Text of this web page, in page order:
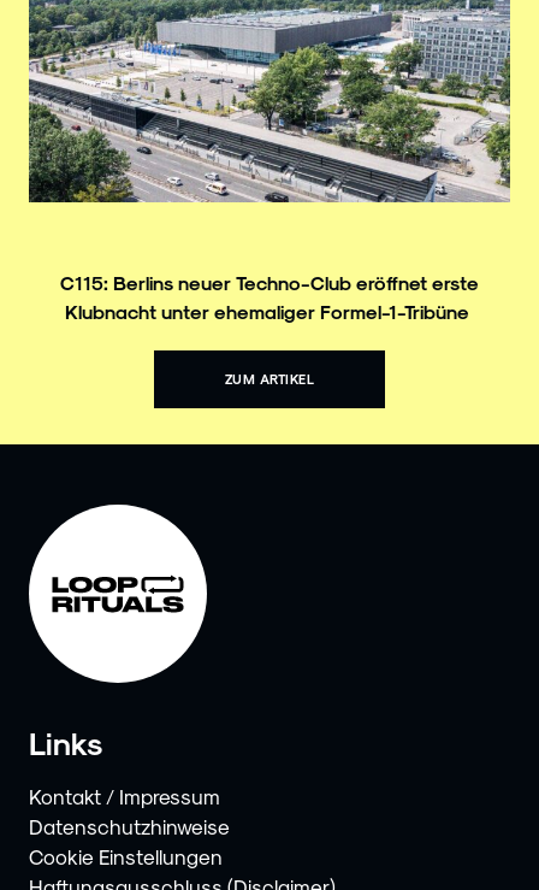
C115: Berlins neuer Techno-Club eröffnet erste
Klubnacht unter ehemaliger Formel-1-Tribüne
ZUM ARTIKEL
Links
Kontakt / Impressum
Datenschutzhinweise
Cookie Einstellungen